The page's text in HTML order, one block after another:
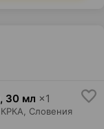
, 30 мл ×1
КРКА, Словения